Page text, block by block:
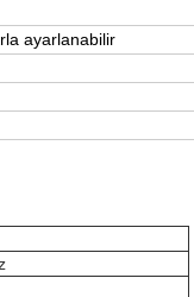
ayarlanabilir